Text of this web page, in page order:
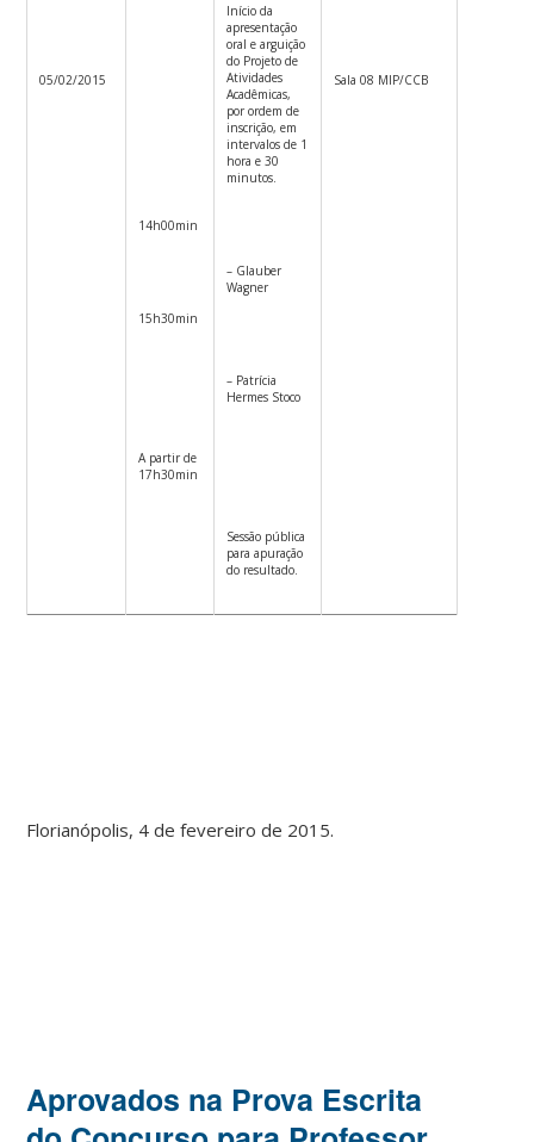
05/02/2015
14h00min
15h30min
A partir de
17h30min
Início da
apresentação
oral e arguição
do Projeto de
Atividades
Acadêmicas,
por ordem de
inscrição, em
intervalos de 1
hora e 30
minutos.
– Glauber
Wagner
– Patrícia
Hermes Stoco
Sessão pública
para apuração
do resultado.
Sala 08 MIP/CCB
Florianópolis, 4 de fevereiro de 2015.
Aprovados na Prova Escrita